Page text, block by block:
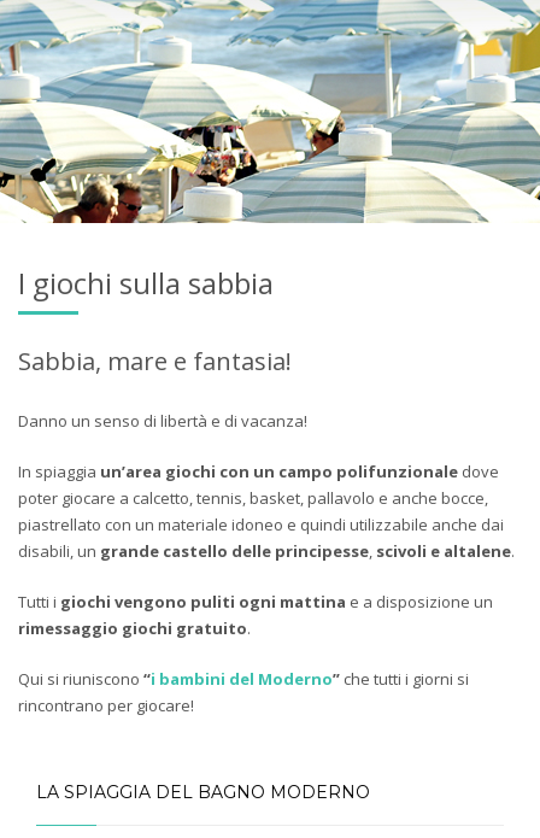
I giochi sulla sabbia
Sabbia, mare e fantasia!
Danno un senso di libertà e di vacanza!
In spiaggia un’area giochi con un campo polifunzionale dove
poter giocare a calcetto, tennis, basket, pallavolo e anche bocce,
piastrellato con un materiale idoneo e quindi utilizzabile anche dai
disabili, un grande castello delle principesse scivoli e altalene.
Tutti i giochi vengono puliti ogni mattina e a disposizione un
rimessaggio giochi gratuito.
Qui si riuniscono “i bambini del Moderno” che tutti i giorni si
rincontrano per giocare!
LA SPIAGGIA DEL BAGNO MODERNO